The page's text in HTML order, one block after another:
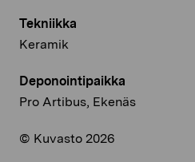
Tekniikka
Keramik
Deponointipaikka
Pro Artibus, Ekenäs
© Kuvasto 2026